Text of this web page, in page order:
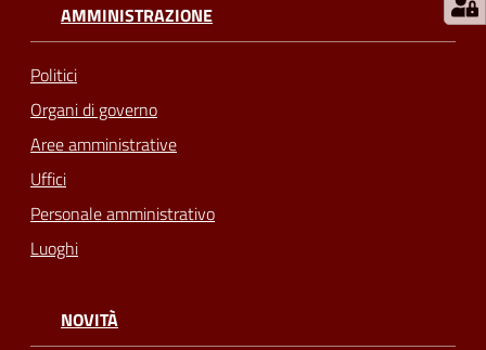
AMMINISTRAZIONE
Politici
Organi di governo
Aree amministrative
Uffici
Personale amministrativo
Luoghi
NOVITÀ